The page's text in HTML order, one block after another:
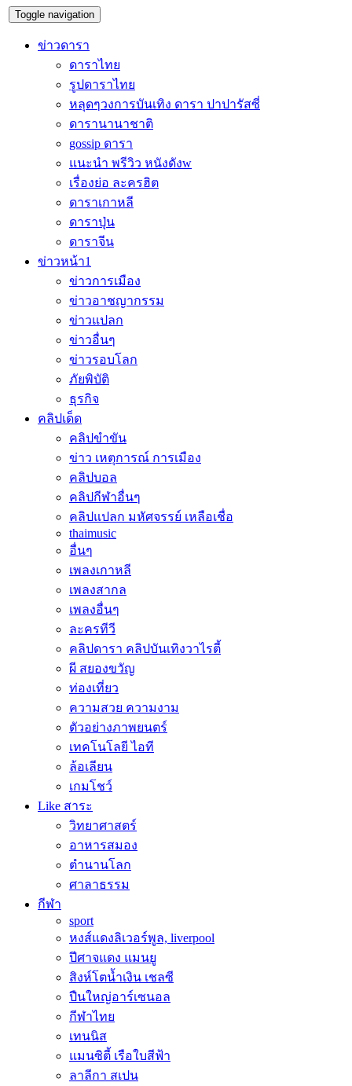
Toggle navigation
ข่าวดารา
ดาราไทย
รูปดาราไทย
หลุดๆวงการบันเทิง ดารา ปาปารัสซี่
ดารานานาชาติ
gossip ดารา
แนะนำ พรีวิว หนังดังw
เรื่องย่อ ละครฮิต
ดาราเกาหลี
ดาราปุ่น
ดาราจีน
ข่าวหน้า1
ข่าวการเมือง
ข่าวอาชญากรรม
ข่าวแปลก
ข่าวอื่นๆ
ข่าวรอบโลก
ภัยพิบัติ
ธุรกิจ
คลิปเด็ด
คลิปขำขัน
ข่าว เหตุการณ์ การเมือง
คลิปบอล
คลิปกีฬาอื่นๆ
คลิปแปลก มหัศจรรย์ เหลือเชื่อ
thaimusic
อื่นๆ
เพลงเกาหลี
เพลงสากล
เพลงอื่นๆ
ละครทีวี
คลิปดารา คลิปบันเทิงวาไรตี้
ผี สยองขวัญ
ท่องเที่ยว
ความสวย ความงาม
ตัวอย่างภาพยนตร์
เทคโนโลยี ไอที
ล้อเลียน
เกมโชว์
Like สาระ
วิทยาศาสตร์
อาหารสมอง
ตำนานโลก
ศาลาธรรม
กีฬา
sport
หงส์แดงลิเวอร์พูล, liverpool
ปีศาจแดง แมนยู
สิงห์โตน้ำเงิน เชลซี
ปืนใหญ่อาร์เซนอล
กีฬาไทย
เทนนิส
แมนซิตี้ เรือใบสีฟ้า
ลาลีกา สเปน